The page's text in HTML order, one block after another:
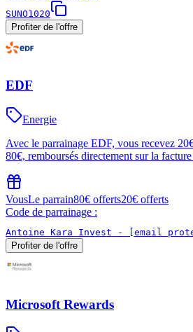
SUNO1020
Profiter de l'offre
EDF
Energie
Avec le parrainage EDF, vous recevez
80€, remboursés directement sur la
VousLe parrain80€ offerts20€ offerts
Code de parrainage :
Antoine Kara Invest -
[email
Profiter de l'offre
Microsoft Rewards